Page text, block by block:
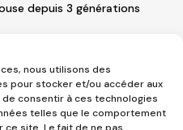
nous utilisons des
pour stocker et/ou accéder aux
consentir à ces technologies
telles que le comportement
depuis 3 générations